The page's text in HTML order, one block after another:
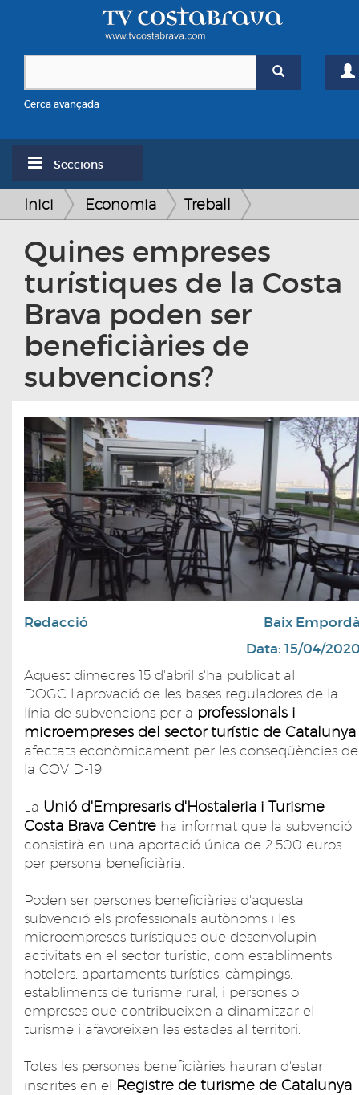
Cerca avançada
Seccions
Inici Economia Treball
Quines empreses
turístiques de la Costa
Brava poden ser
beneficiàries de
subvencions?
Redacció
Baix
Data: 15/04/
​Aquest dimecres 15 d'abril s'ha publicat al
DOGC l'aprovació de les bases reguladores de la
línia de subvencions per a professionals i
microempreses del sector turístic de Catalunya
afectats econòmicament per les conseqüències de
la COVID-19.
La Unió d'Empresaris d'Hostaleria i Turisme
Costa Brava Centre ha informat que la subvenció
consistirà en una aportació única de 2.500 euros
per persona beneficiària.
Poden ser persones beneficiàries d'aquesta
subvenció els professionals autònoms i les
microempreses turístiques que desenvolupin
activitats en el sector turístic, com establiments
hotelers, apartaments turístics, càmpings,
establiments de turisme rural, i persones o
empreses que contribueixen a dinamitzar el
turisme i afavoreixen les estades al territori.
Totes les persones beneficiàries hauran d'estar
inscrites en el Registre de turisme de Catalunya